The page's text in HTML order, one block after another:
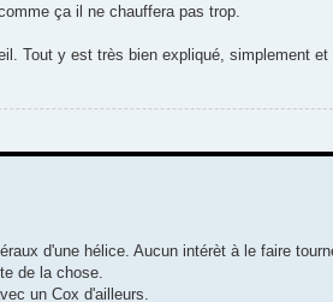
ça il ne chauffera pas trop.
Tout y est très bien expliqué, simplement et
d'une hélice. Aucun intérèt à le faire
de la chose.
un Cox d'ailleurs.